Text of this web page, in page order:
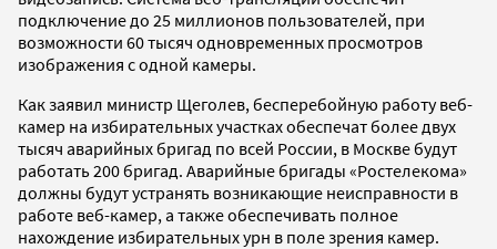
подключение до 25 миллионов пользователей, при
возможности 60 тысяч одновременных просмотров
изображения с одной камеры.
Как заявил министр Щеголев, бесперебойную работу веб-
камер на избирательных участках обеспечат более двух
тысяч аварийных бригад по всей России, в Москве будут
работать 200 бригад. Аварийные бригады «Ростелекома»
должны будут устранять возникающие неисправности в
работе веб-камер, а также обеспечивать полное
нахождение избирательных урн в поле зрения камер.